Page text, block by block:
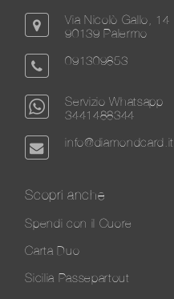
Via Nicolò Gallo, 14
90139 Palermo
091309853
Servizio Whatsapp
3441488344
info@diamondcard.it
Scopri anche
Spendi con il Cuore
Carta Duo
Sicilia Passepartout